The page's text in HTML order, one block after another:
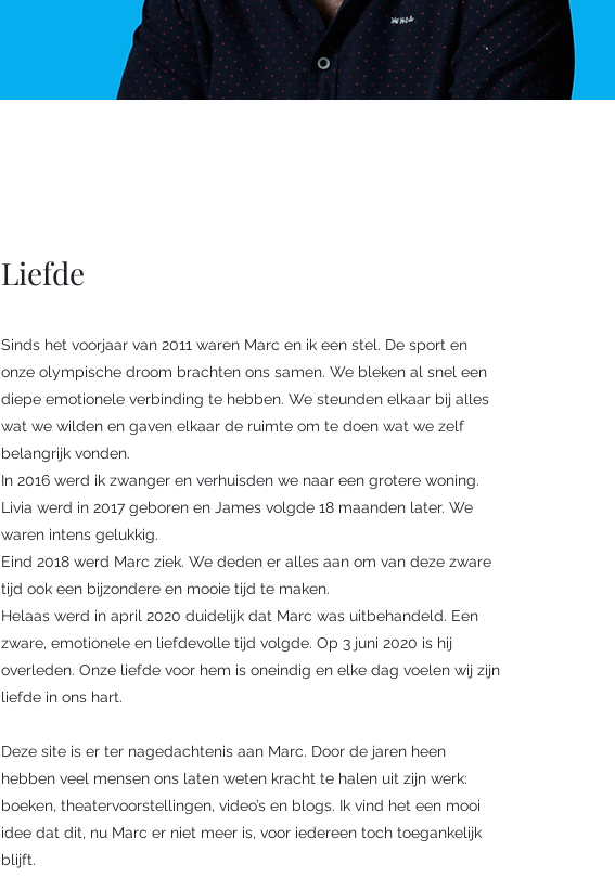
Liefde
Sinds het voorjaar van 2011 waren Marc en ik een stel. De sport en
onze olympische droom brachten ons samen. We bleken al snel een
diepe emotionele verbinding te hebben. We steunden elkaar bij alles
wat we wilden en gaven elkaar de ruimte om te doen wat we zelf
belangrijk vonden.
In 2016 werd ik zwanger en verhuisden we naar een grotere woning.
Livia werd in 2017 geboren en James volgde 18 maanden later. We
waren intens gelukkig.
Eind 2018 werd Marc ziek. We deden er alles aan om van deze zware
tijd ook een bijzondere en mooie tijd te maken.
Helaas werd in april 2020 duidelijk dat Marc was uitbehandeld. Een
zware, emotionele en liefdevolle tijd volgde. Op 3 juni 2020 is hij
overleden. Onze liefde voor hem is oneindig en elke dag voelen wij zijn
liefde in ons hart.
Deze site is er ter nagedachtenis aan Marc. Door de jaren heen
hebben veel mensen ons laten weten kracht te halen uit zijn werk:
boeken, theatervoorstellingen, video’s en blogs. Ik vind het een mooi
idee dat dit, nu Marc er niet meer is, voor iedereen toch toegankelijk
blijft.